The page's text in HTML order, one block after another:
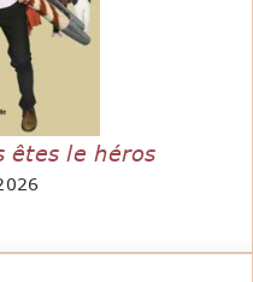
êtes le héros